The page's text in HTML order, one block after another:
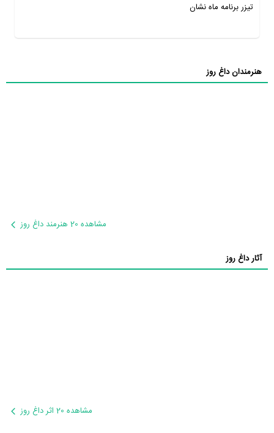
تیزر برنامه ماه نشان
هنرمندان داغ روز
مشاهده 20 هنرمند داغ روز
آثار داغ روز
مشاهده 20 اثر داغ روز